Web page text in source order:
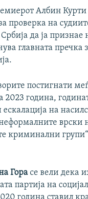
Албин
проверка на
да ја признае
главната пречка
постигнати
2023 година,
ескалација на
врски
криминални
Гора се вели дека
партија на